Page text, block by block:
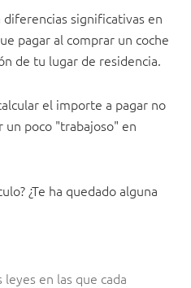
significativas en
pagar al comprar un coche
de tu lugar de residencia.
el importe a pagar no
un poco "trabajoso" en
¿Te ha quedado alguna
en las que cada